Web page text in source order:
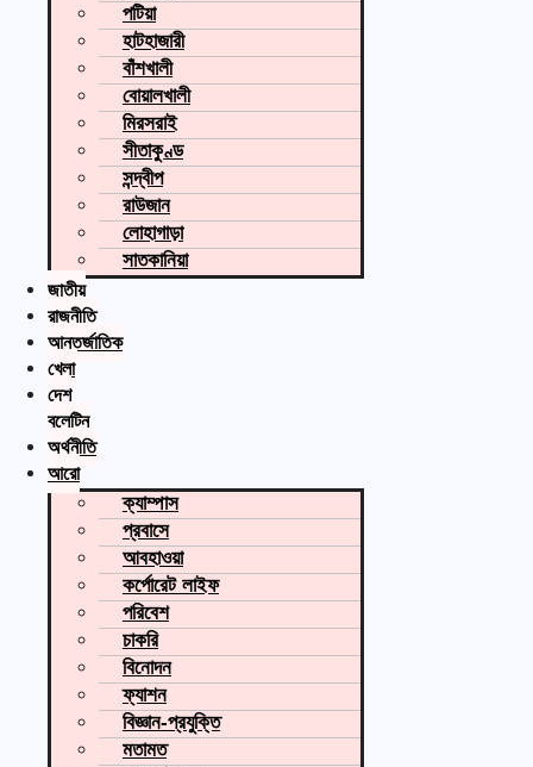
পটিয়া
হাটহাজারী
বাঁশখালী
বোয়ালখালী
মিরসরাই
সীতাকুণ্ড
সন্দ্বীপ
রাউজান
লোহাগাড়া
সাতকানিয়া
জাতীয়
রাজনীতি
আন্তর্জাতিক
খেলা
দেশ
বুলেটিন
অর্থনীতি
আরো
ক্যাম্পাস
প্রবাসে
আবহাওয়া
কর্পোরেট লাইফ
পরিবেশ
চাকরি
বিনোদন
ফ্যাশন
বিজ্ঞান-প্রযুক্তি
মতামত